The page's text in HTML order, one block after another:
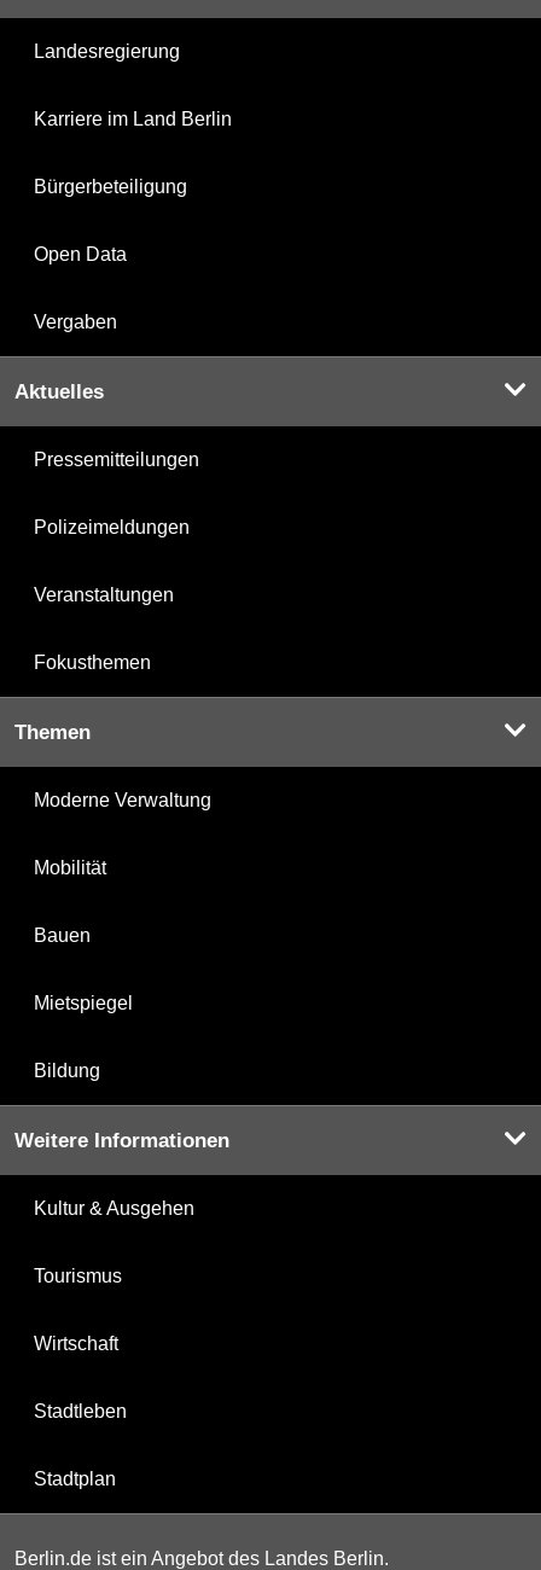
Landesregierung
Karriere im Land Berlin
Bürgerbeteiligung
Open Data
Vergaben
Aktuelles
Pressemitteilungen
Polizeimeldungen
Veranstaltungen
Fokusthemen
Themen
Moderne Verwaltung
Mobilität
Bauen
Mietspiegel
Bildung
Weitere Informationen
Kultur & Ausgehen
Tourismus
Wirtschaft
Stadtleben
Stadtplan
Berlin.de ist ein Angebot des Landes Berlin.